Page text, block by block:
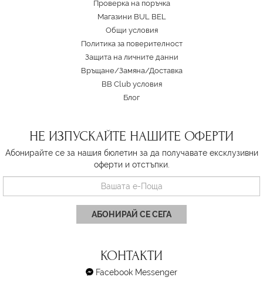
Проверка на поръчка
Магазини BUL BEL
Oбщи условия
Политика за поверителност
Защита на личните данни
Връщане/Замяна/Доставка
BB Club условия
Блог
НЕ ИЗПУСКАЙТЕ НАШИТЕ ОФЕРТИ
Абонирайте се за нашия бюлетин за да получавате ексклузивни
оферти и отстъпки.
АБОНИРАЙ СЕ СЕГА
КОНТАКТИ
Facebook Messenger